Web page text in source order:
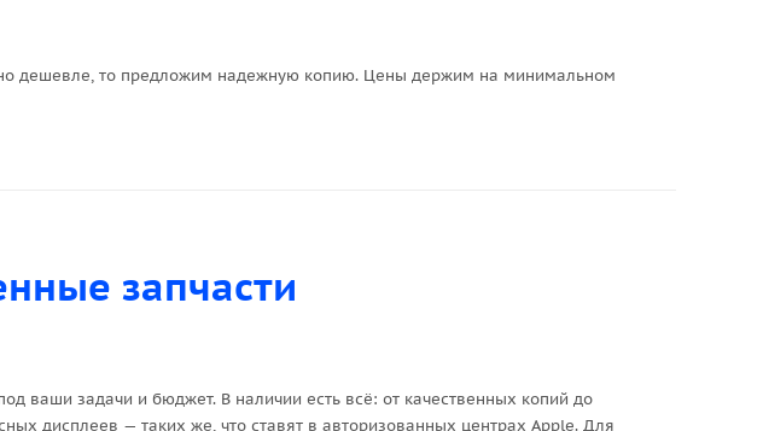
дешевле, то предложим надежную копию. Цены держим на минимальном
запчасти
ваши задачи и бюджет. В наличии есть всё: от качественных копий до
дисплеев — таких же, что ставят в авторизованных центрах Apple. Для